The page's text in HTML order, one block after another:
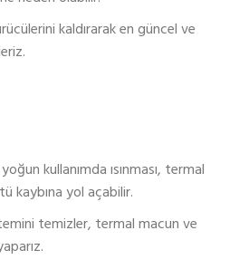
kaldırarak en güncel ve
kullanımda ısınması, termal
kaybına yol açabilir.
temizler, termal macun ve